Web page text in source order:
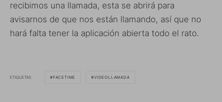
recibimos una llamada, esta se abrirá para
avisarnos de que nos están llamando, así que no
hará falta tener la aplicación abierta todo el rato.
ETIQUETAS FACETIME VIDEOLLAMADA